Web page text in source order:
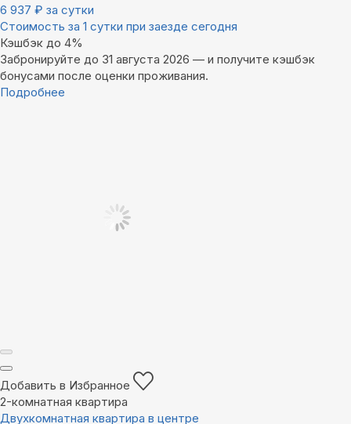
6 937 ₽ за сутки
Стоимость за 1 сутки при заезде сегодня
Кэшбэк до 4%
Забронируйте до 31 августа 2026 — и получите кэшбэк
бонусами после оценки проживания.
Подробнее
Добавить в Избранное
2-комнатная квартира
Двухкомнатная квартира в центре